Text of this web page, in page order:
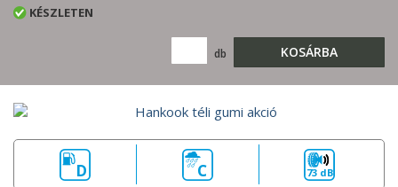
KÉSZLETEN
db KOSÁRBA
D C 73 dB